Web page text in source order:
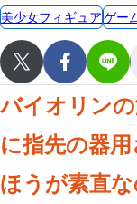
美少女フィギュアゲー
バイオリン
に指先の器
ほうが素直な